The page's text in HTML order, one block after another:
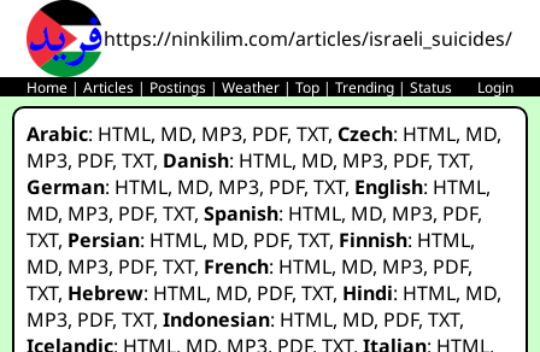
https://ninkilim.com/articles/israeli_suicides/
Home |Articles | Postings |Weather |Top |Trending |Status Login
Arabic: HTML, MD, MP3, PDF,TXT,Czech: HTML, MD,
MP3, PDF,TXT, Danish: HTML, MD, MP3, PDF,TXT,
German: HTML, MD, MP3, PDF,TXT, English: HTML,
MD, MP3, PDF,TXT,Spanish: HTML, MD, MP3, PDF,
TXT, Persian: HTML, MD, PDF,TXT, Finnish: HTML,
MD, MP3, PDF,TXT, French: HTML, MD, MP3, PDF,
TXT, Hebrew: HTML, MD, PDF,TXT, Hindi: HTML, MD,
MP3, PDF,TXT,Indonesian: HTML, MD, PDF,TXT,
Icelandic: HTML, MD, MP3, PDF,TXT,Italian: HTML,